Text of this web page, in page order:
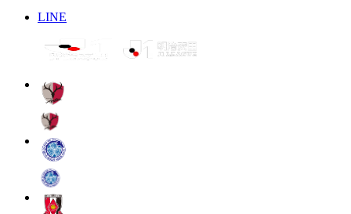
LINE